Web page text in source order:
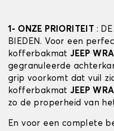
1- ONZE PRIORITEIT :
BIEDEN. Voor een
kofferbakmatJEEP
gegranuleerde
grip voorkomt dat vuil
kofferbakmatJEEP
zo de properheid van
En voor een complete